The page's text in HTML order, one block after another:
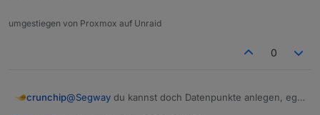
        "number_unit": "",
        "number_convertTo": "",
umgestiegen von Proxmox auf Unraid
0
crunchip@Segway du kannst doch Datenpunkte anlegen, egal